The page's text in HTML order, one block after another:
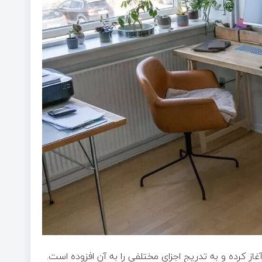
این کامپیوتر اظهار کرده که فرآیند ساخت آن را از سال ۲۰۲۱ آغاز کرده و به تدریج اجزای مختلفی را به آن افزوده است.